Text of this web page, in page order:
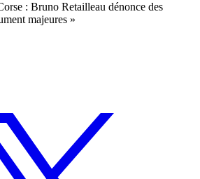
: Bruno Retailleau dénonce des
majeures »